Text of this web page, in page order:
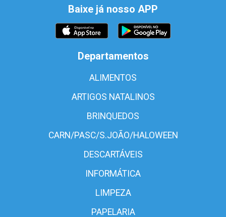
Baixe já nosso APP
Departamentos
ALIMENTOS
ARTIGOS NATALINOS
BRINQUEDOS
CARN/PASC/S.JOÃO/HALOWEEN
DESCARTÁVEIS
INFORMÁTICA
LIMPEZA
PAPELARIA